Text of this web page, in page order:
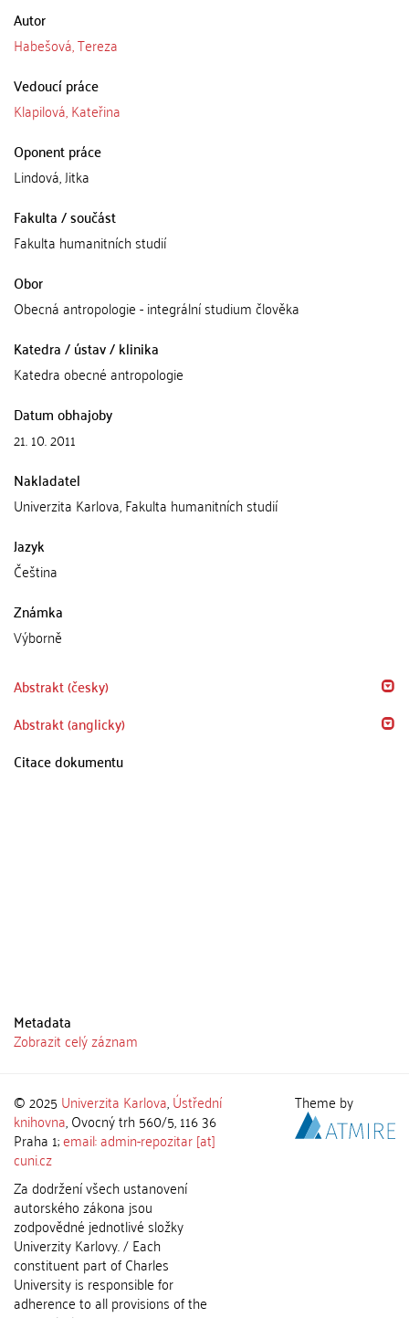
Autor
Habešová, Tereza
Vedoucí práce
Klapilová, Kateřina
Oponent práce
Lindová, Jitka
Fakulta / součást
Fakulta humanitních studií
Obor
Obecná antropologie - integrální studium člověka
Katedra / ústav / klinika
Katedra obecné antropologie
Datum obhajoby
21. 10. 2011
Nakladatel
Univerzita Karlova, Fakulta humanitních studií
Jazyk
Čeština
Známka
Výborně
Abstrakt (česky)
Abstrakt (anglicky)
Citace dokumentu
Metadata
Zobrazit celý záznam
© 2025 Univerzita Karlova,Ústřední
knihovna, Ovocný trh 560/5, 116 36
Praha 1;email: admin-repozitar [at]
cuni.cz
Za dodržení všech ustanovení
autorského zákona jsou
zodpovědné jednotlivé složky
Univerzity Karlovy. / Each
constituent part of Charles
University is responsible for
adherence to all provisions of the
Theme by